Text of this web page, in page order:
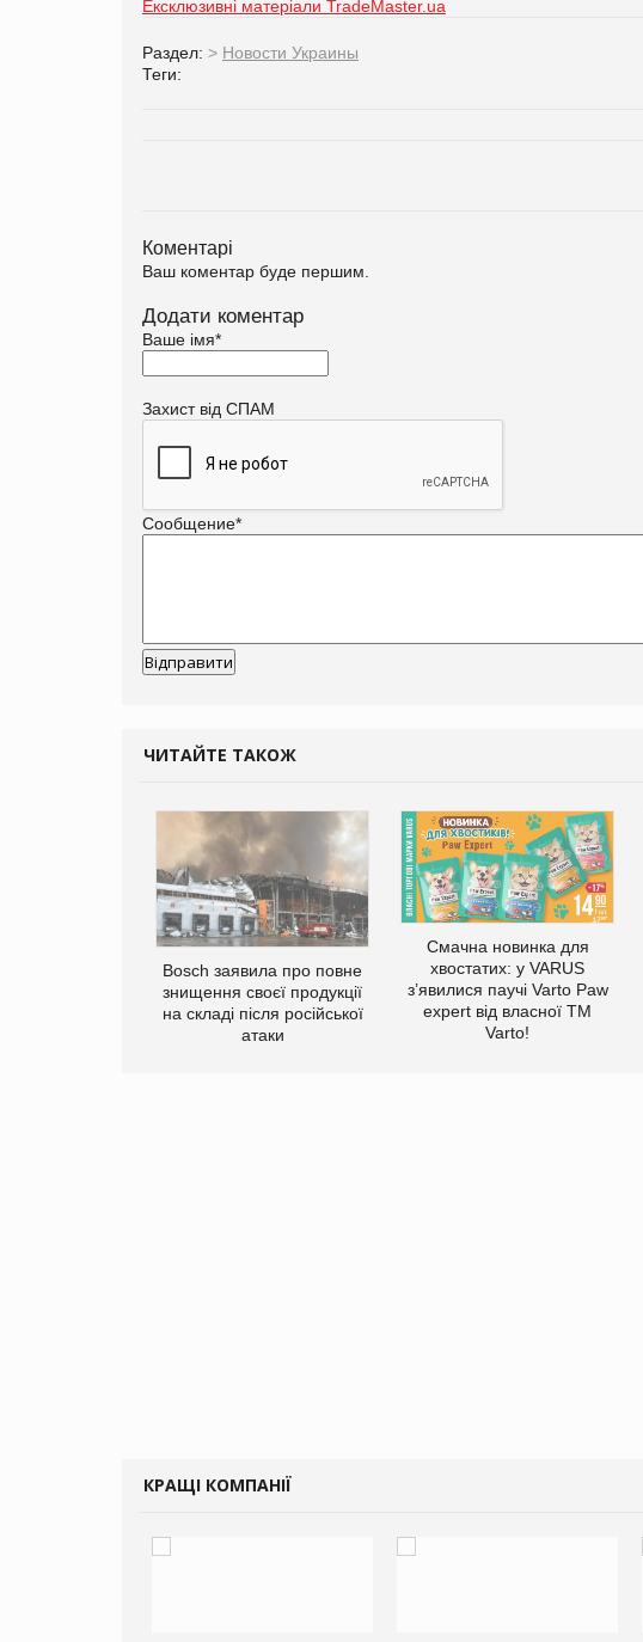
Ексклюзивні матеріали TradeMaster.ua
Раздел: > Новости Украины
Теги:
Коментарі
Ваш коментар буде першим.
Додати коментар
Ваше імя*
Захист від СПАМ
Сообщение*
ЧИТАЙТЕ ТАКОЖ
Bosch заявила про повне
знищення своєї продукції
на складі після російської
атаки
Смачна новинка для
хвостатих: у VARUS
з’явилися паучі Varto Paw
expert від власної ТМ
Varto!
КРАЩІ КОМПАНІЇ